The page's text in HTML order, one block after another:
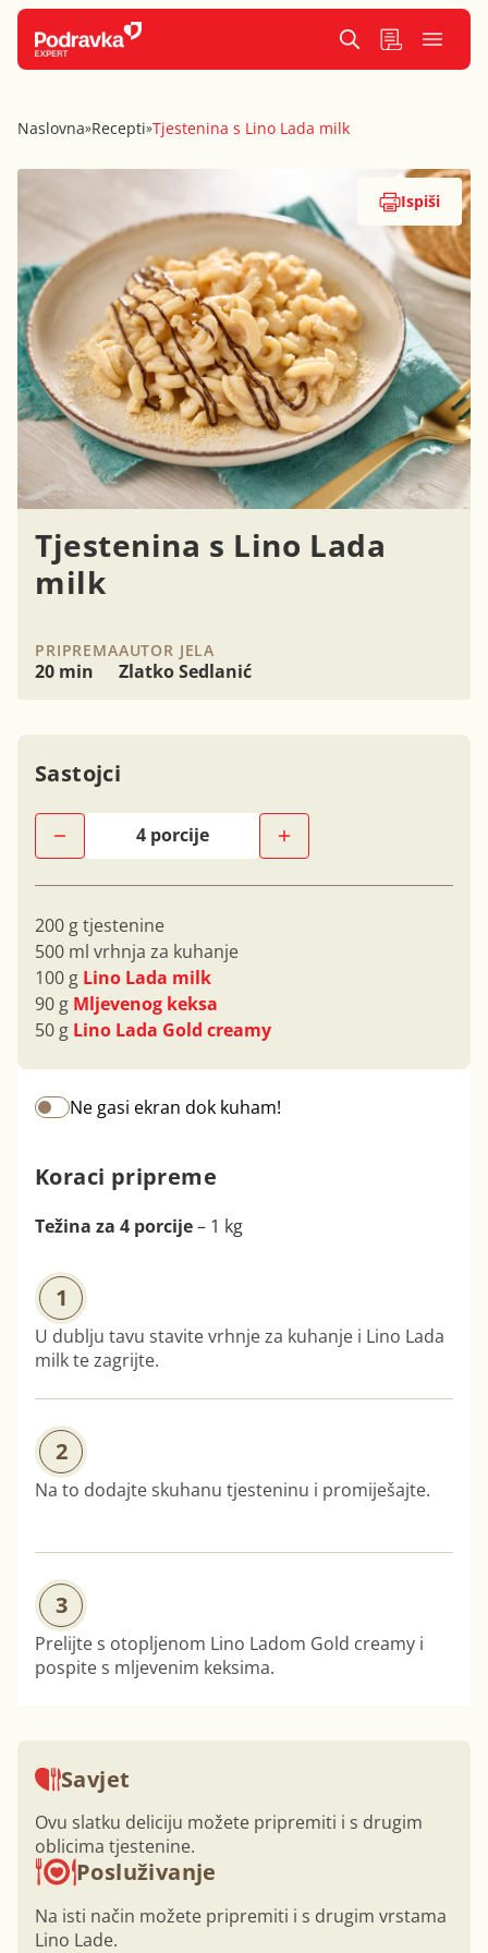
Naslovna»Recepti»Tjestenina s Lino Lada milk
Tjestenina s Lino Lada
milk
PRIPREMA
20 min
AUTOR JELA
Zlatko Sedlanić
Ispiši
Sastojci
200 g tjestenine
500 ml vrhnja za kuhanje
100 g Lino Lada milk
90 g Mljevenog keksa
50 g Lino Lada Gold creamy
Ne gasi ekran dok kuham!
Koraci pripreme
Težina za 4 porcije– 1 kg
1
U dublju tavu stavite vrhnje za kuhanje i Lino Lada
milk te zagrijte.
2
Na to dodajte skuhanu tjesteninu i promiješajte.
3
Prelijte s otopljenom Lino Ladom Gold creamy i
pospite s mljevenim keksima.
Savjet
Ovu slatku deliciju možete pripremiti i s drugim
oblicima tjestenine.
Posluživanje
Na isti način možete pripremiti i s drugim vrstama
Lino Lade.